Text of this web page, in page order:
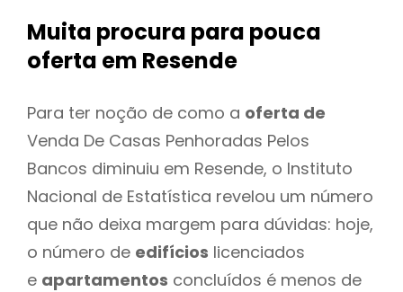
Muita procura para pouca
oferta em Resende
Para ter noção de como a oferta de
Venda De Casas Penhoradas Pelos
Bancos diminuiu em Resende, o Instituto
Nacional de Estatística revelou um número
que não deixa margem para dúvidas: hoje,
o número de edifícios licenciados
e apartamentos concluídos é menos de